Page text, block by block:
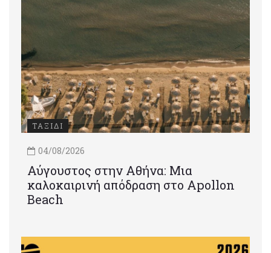
ΤΑΞΙΔΙ
04/08/2026
Αύγουστος στην Αθήνα: Μια
καλοκαιρινή απόδραση στο Apollon
Beach